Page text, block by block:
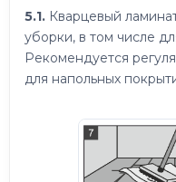
5.1. Кварцевый
уборки, в том числе
Рекомендуется
для напольных